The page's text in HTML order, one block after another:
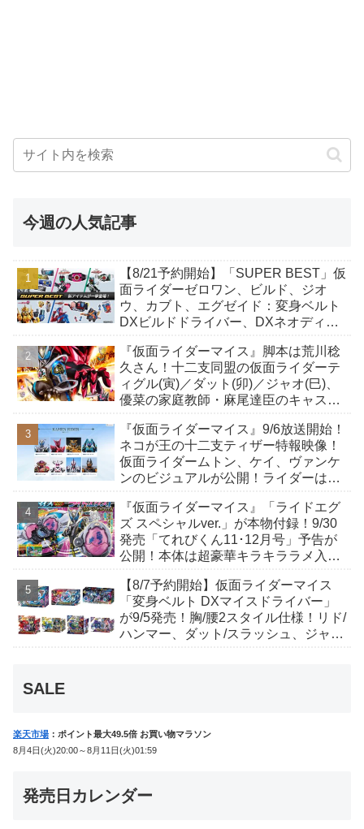
今週の人気記事
【8/21予約開始】「SUPER BEST」仮
面ライダーゼロワン、ビルド、ジオ
ウ、カブト、エグゼイド：変身ベルト
DXビルドドライバー、DXネオディケ
か12点！
『仮面ライダーマイス』脚本は荒川稔
久さん！十二支同盟の仮面ライダーテ
ィグル(寅)／ダット(卯)／ジャオ(巳)、
優菜の家庭教師・麻尾達臣のキャスト
んも変身！
『仮面ライダーマイス』9/6放送開始！
ネコが王の十二支ティザー特報映像！
仮面ライダームトン、ケイ、ヴァンケ
ンのビジュアルが公開！ライダーは子
『仮面ライダーマイス』「ライドエグ
ズ スペシャルver.」が本物付録！9/30
発売「てれびくん11･12月号」予告が
公開！本体は超豪華キラキララメ入
音声が！
【8/7予約開始】仮面ライダーマイス
「変身ベルト DXマイスドライバー」
が9/5発売！胸/腰2スタイル仕様！リド/
ハンマー、ダット/スラッシュ、ジャ
SALE
楽天市場 ：ポイント最大49.5倍 お買い物マラソン
8月4日(火)20:00～8月11日(火)01:59
発売日カレンダー